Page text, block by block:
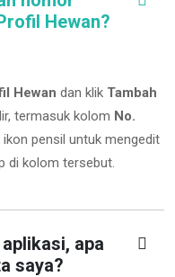
Hewan?
Hewan dan klik Tambah
termasuk kolom No.
pensil untuk mengedit
di kolom tersebut.
apa
saya?